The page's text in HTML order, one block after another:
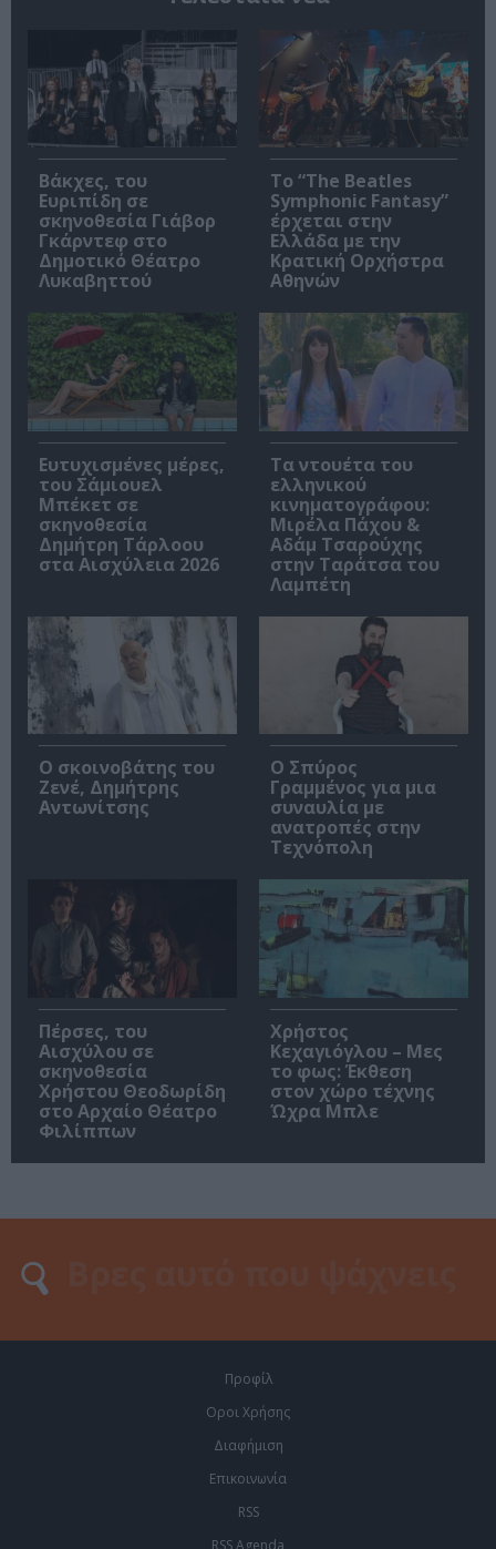
Βάκχες, του
Ευριπίδη σε
σκηνοθεσία Γιάβορ
Γκάρντεφ στο
Δημοτικό Θέατρο
Λυκαβηττού
Το “The Beatles
Symphonic Fantasy”
έρχεται στην
Ελλάδα με την
Κρατική Ορχήστρα
Αθηνών
Ευτυχισμένες μέρες,
του Σάμιουελ
Μπέκετ σε
σκηνοθεσία
Δημήτρη Τάρλοου
στα Αισχύλεια 2026
Τα ντουέτα του
ελληνικού
κινηματογράφου:
Μιρέλα Πάχου &
Αδάμ Τσαρούχης
στην Ταράτσα του
Λαμπέτη
Ο σκοινοβάτης του
Ζενέ, Δημήτρης
Αντωνίτσης
Ο Σπύρος
Γραμμένος για μια
συναυλία με
ανατροπές στην
Τεχνόπολη
Πέρσες, του
Αισχύλου σε
σκηνοθεσία
Χρήστου Θεοδωρίδη
στο Αρχαίο Θέατρο
Φιλίππων
Χρήστος
Κεχαγιόγλου – Μες
το φως: Έκθεση
στον χώρο τέχνης
Ώχρα Μπλε
Προφίλ
Οροι Χρήσης
Διαφήμιση
Επικοινωνία
RSS
RSS Agenda